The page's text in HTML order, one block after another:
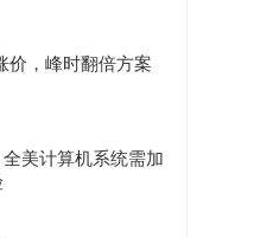
价，峰时翻倍方案
美计算机系统需加